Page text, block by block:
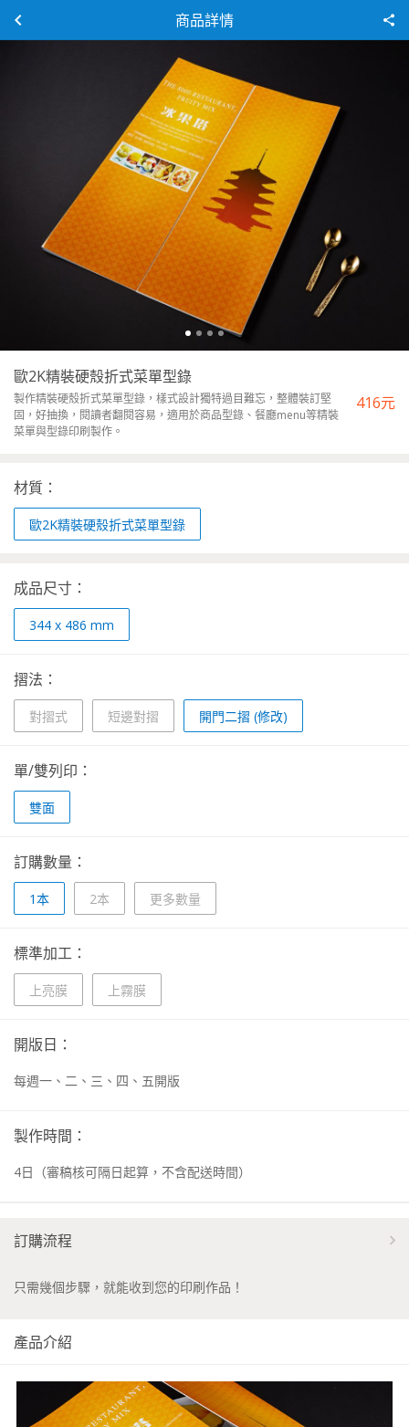
商品詳情
歐2K精裝硬殼折式菜單型錄
製作精裝硬殼折式菜單型錄，樣式設計獨特過目難忘，整體裝訂堅
固，好抽換，閱讀者翻閱容易，適用於商品型錄、餐廳menu等精裝
菜單與型錄印刷製作。
416元
材質：
歐2K精裝硬殼折式菜單型錄
成品尺寸：
344 x 486 mm
摺法：
對摺式 短邊對摺 開門二摺 (修改)
單/雙列印：
雙面
訂購數量：
1本 2本 更多數量
標準加工：
上亮膜 上霧膜
開版日：
每週一、二、三、四、五開版
製作時間：
4日 （審稿核可隔日起算，不含配送時間）
訂購流程
只需幾個步驟，就能收到您的印刷作品！
產品介紹